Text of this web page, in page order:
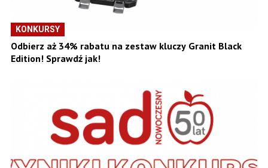
KONKURSY
Odbierz aż 34% rabatu na zestaw kluczy Granit Black
Edition! Sprawdź jak!